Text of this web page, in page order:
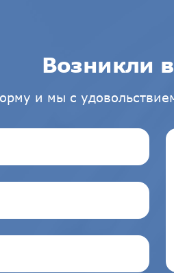
Возникли
и мы с